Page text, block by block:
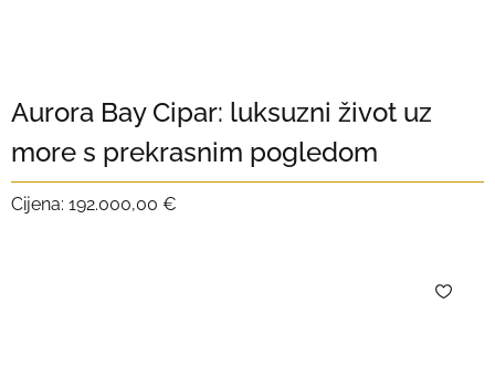
Aurora Bay Cipar: luksuzni život uz
more s prekrasnim pogledom
Cijena: 192.000,00 €